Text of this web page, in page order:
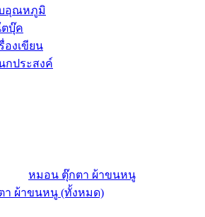
บอุณหภูมิ
ตบุ๊ค
องเขียน
กประสงค์
หมอน ตุ๊กตา ผ้าขนหนู
า ผ้าขนหนู (ทั้งหมด)